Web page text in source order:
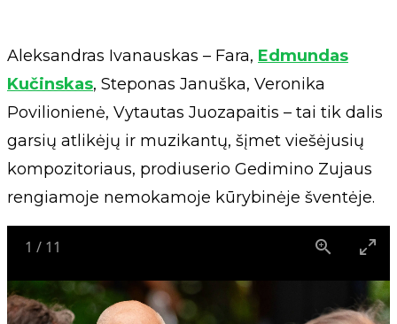
Aleksandras Ivanauskas – Fara, Edmundas
Kučinskas, Steponas Januška, Veronika
Povilionienė, Vytautas Juozapaitis – tai tik dalis
garsių atlikėjų ir muzikantų, šįmet viešėjusių
kompozitoriaus, prodiuserio Gedimino Zujaus
rengiamoje nemokamoje kūrybinėje šventėje.
1 / 11